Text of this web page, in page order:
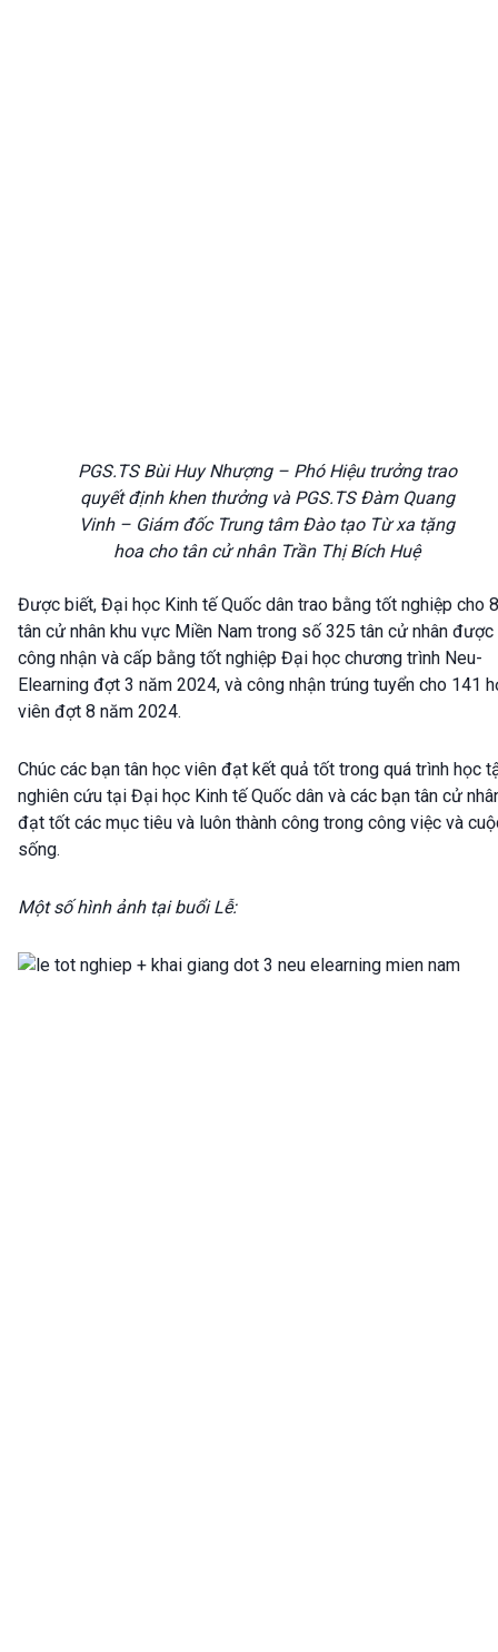
PGS.TS Bùi Huy Nhượng – Phó Hiệu trưởng trao
quyết định khen thưởng và PGS.TS Đàm Quang
Vinh – Giám đốc Trung tâm Đào tạo Từ xa tặng
hoa cho tân cử nhân Trần Thị Bích Huệ
Được biết, Đại học Kinh tế Quốc dân trao bằng tốt nghiệp cho
tân cử nhân khu vực Miền Nam trong số 325 tân cử nhân được
công nhận và cấp bằng tốt nghiệp Đại học chương trình Neu-
Elearning đợt 3 năm 2024, và công nhận trúng tuyển cho 141
viên đợt 8 năm 2024.
Chúc các bạn tân học viên đạt kết quả tốt trong quá trình học
nghiên cứu tại Đại học Kinh tế Quốc dân và các bạn tân cử
đạt tốt các mục tiêu và luôn thành công trong công việc và
sống.
Một số hình ảnh tại buổi Lễ: